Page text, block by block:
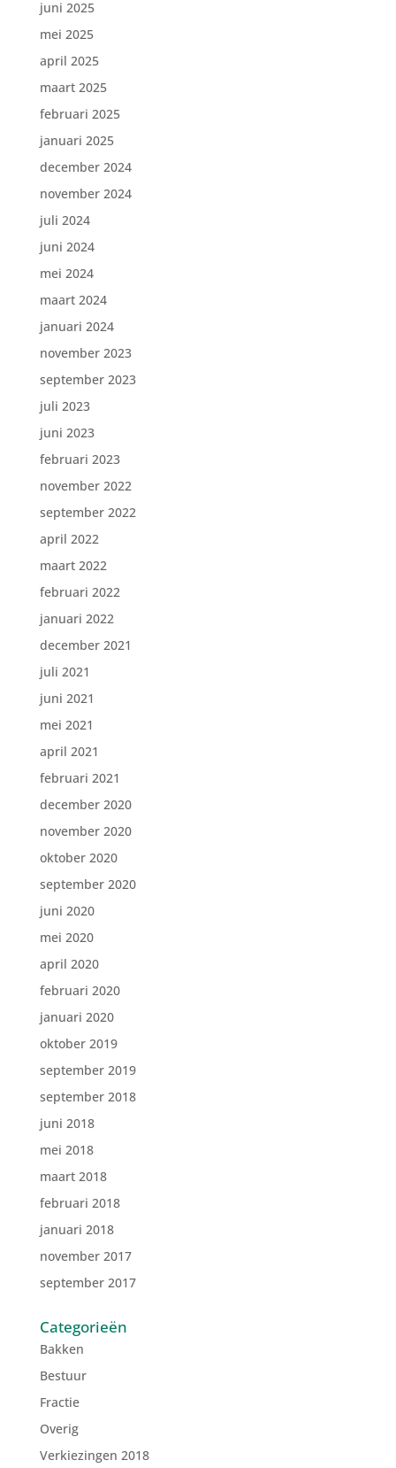
juni 2025
mei 2025
april 2025
maart 2025
februari 2025
januari 2025
december 2024
november 2024
juli 2024
juni 2024
mei 2024
maart 2024
januari 2024
november 2023
september 2023
juli 2023
juni 2023
februari 2023
november 2022
september 2022
april 2022
maart 2022
februari 2022
januari 2022
december 2021
juli 2021
juni 2021
mei 2021
april 2021
februari 2021
december 2020
november 2020
oktober 2020
september 2020
juni 2020
mei 2020
april 2020
februari 2020
januari 2020
oktober 2019
september 2019
september 2018
juni 2018
mei 2018
maart 2018
februari 2018
januari 2018
november 2017
september 2017
Categorieën
Bakken
Bestuur
Fractie
Overig
Verkiezingen 2018